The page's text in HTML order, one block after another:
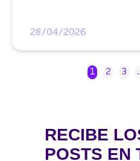
28/04/2026
1 2 3